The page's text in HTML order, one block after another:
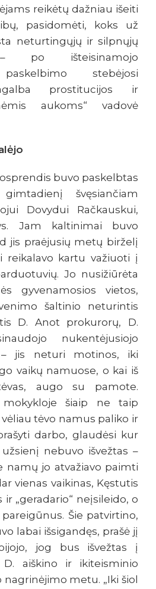
reikėtų dažniau išeiti
pasidomėti, koks už
neturtingųjų ir silpnųjų
– po išteisinamojo
stebėjosi
prostitucijos ir
aukoms“ vadovė
buvo paskelbtas
švęsiančiam
Dovydui Račkauskui,
Jam kaltinimai buvo
jis praėjusių metų birželį
reikalavo kartu važiuoti į
Jo nusižiūrėta
gyvenamosios vietos,
šaltinio neturintis
D. Anot prokurorų, D.
nukentėjusiojo
– jis neturi motinos, iki
vaikų namuose, o kai iš
augo su pamote.
mokykloje šiaip ne taip
tėvo namus paliko ir
darbo, glaudėsi kur
nebuvo išvežtas –
namų jo atvažiavo paimti
vienas vaikinas, Kęstutis
ir „geradario“ neįsileido, o
Šie patvirtino,
labai išsigandęs, prašė jį
jog bus išvežtas į
D. aiškino ir ikiteisminio
metu. „Iki šiol